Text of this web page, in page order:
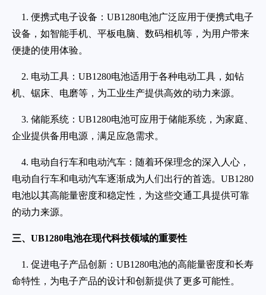
1. 便携式电子设备：UB1280电池广泛应用于便携式电子
设备，如智能手机、平板电脑、数码相机等，为用户带来
便捷的使用体验。
2. 电动工具：UB1280电池适用于各种电动工具，如钻
机、锯床、电磨等，为工业生产提供高效的动力来源。
3. 储能系统：UB1280电池可应用于储能系统，为家庭、
企业提供备用电源，满足应急需求。
4. 电动自行车和电动汽车：随着环保理念的深入人心，
电动自行车和电动汽车逐渐成为人们出行的首选。UB1280
电池以其高能量密度和稳定性，为这些交通工具提供可靠
的动力来源。
三、UB1280电池在现代科技领域的重要性
1. 促进电子产品创新：UB1280电池的高能量密度和长寿
命特性，为电子产品的设计和创新提供了更多可能性。